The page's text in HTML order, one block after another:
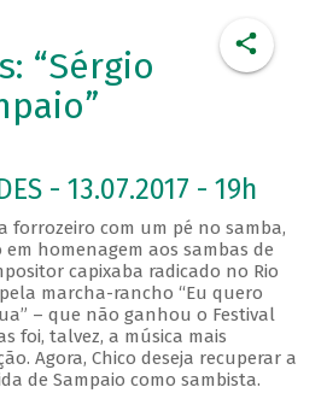
“Sérgio
- 13.07.2017 - 19h
forrozeiro com um pé no samba,
homenagem aos sambas de
capixaba radicado no Rio
marcha-rancho “Eu quero
– que não ganhou o Festival
foi, talvez, a música mais
Agora, Chico deseja recuperar a
de Sampaio como sambista.